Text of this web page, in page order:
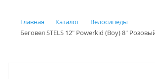
Главная Каталог
Велосипеды
Беговел STELS 12" Powerkid (Boy) 8"